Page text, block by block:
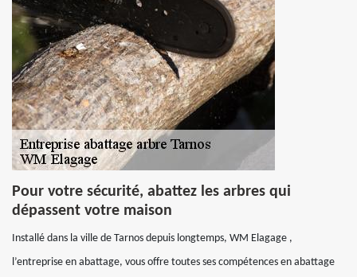
Pour votre sécurité, abattez les arbres qui
dépassent votre maison
Installé dans la ville de Tarnos depuis longtemps, WM Elagage ,
l’entreprise en abattage, vous offre toutes ses compétences en abattage